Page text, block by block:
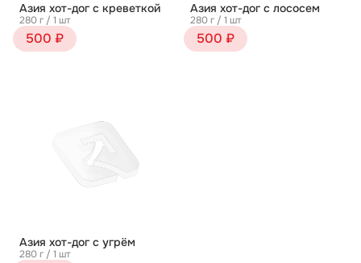
Азия хот-дог с креветкой
280 г / 1 шт
500 ₽
Азия хот-дог с лососем
280 г / 1 шт
500 ₽
Азия хот-дог с угрём
280 г / 1 шт